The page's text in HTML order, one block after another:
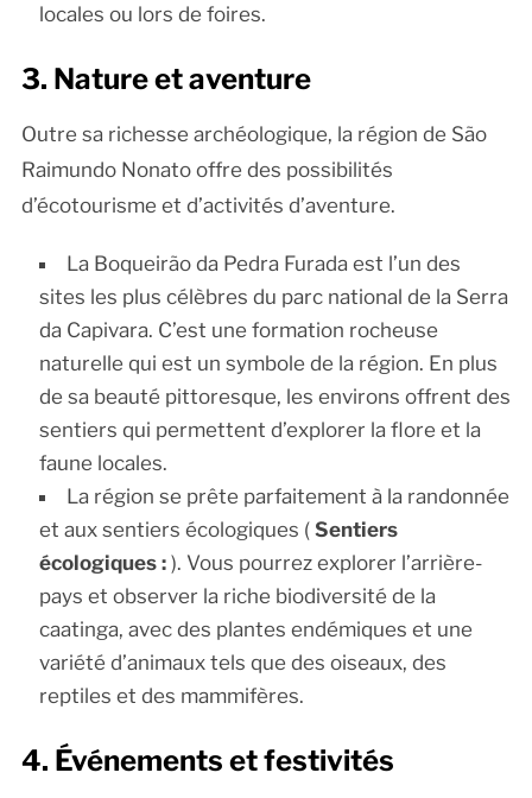
locales ou lors de foires.
3. Nature et aventure
Outre sa richesse archéologique, la région de São
Raimundo Nonato offre des possibilités
d’écotourisme et d’activités d’aventure.
La Boqueirão da Pedra Furada est l’un des
sites les plus célèbres du parc national de la Serra
da Capivara. C’est une formation rocheuse
naturelle qui est un symbole de la région. En plus
de sa beauté pittoresque, les environs offrent des
sentiers qui permettent d’explorer la flore et la
faune locales.
La région se prête parfaitement à la randonnée
et aux sentiers écologiques (Sentiers
écologiques : ). Vous pourrez explorer l’arrière-
pays et observer la riche biodiversité de la
caatinga, avec des plantes endémiques et une
variété d’animaux tels que des oiseaux, des
reptiles et des mammifères.
4. Événements et festivités